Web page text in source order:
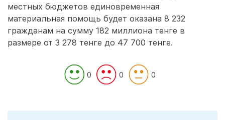
местных бюджетов единовременная
материальная помощь будет оказана 8 232
гражданам на сумму 182 миллиона тенге в
размере от 3 278 тенге до 47 700 тенге.
0 0 0